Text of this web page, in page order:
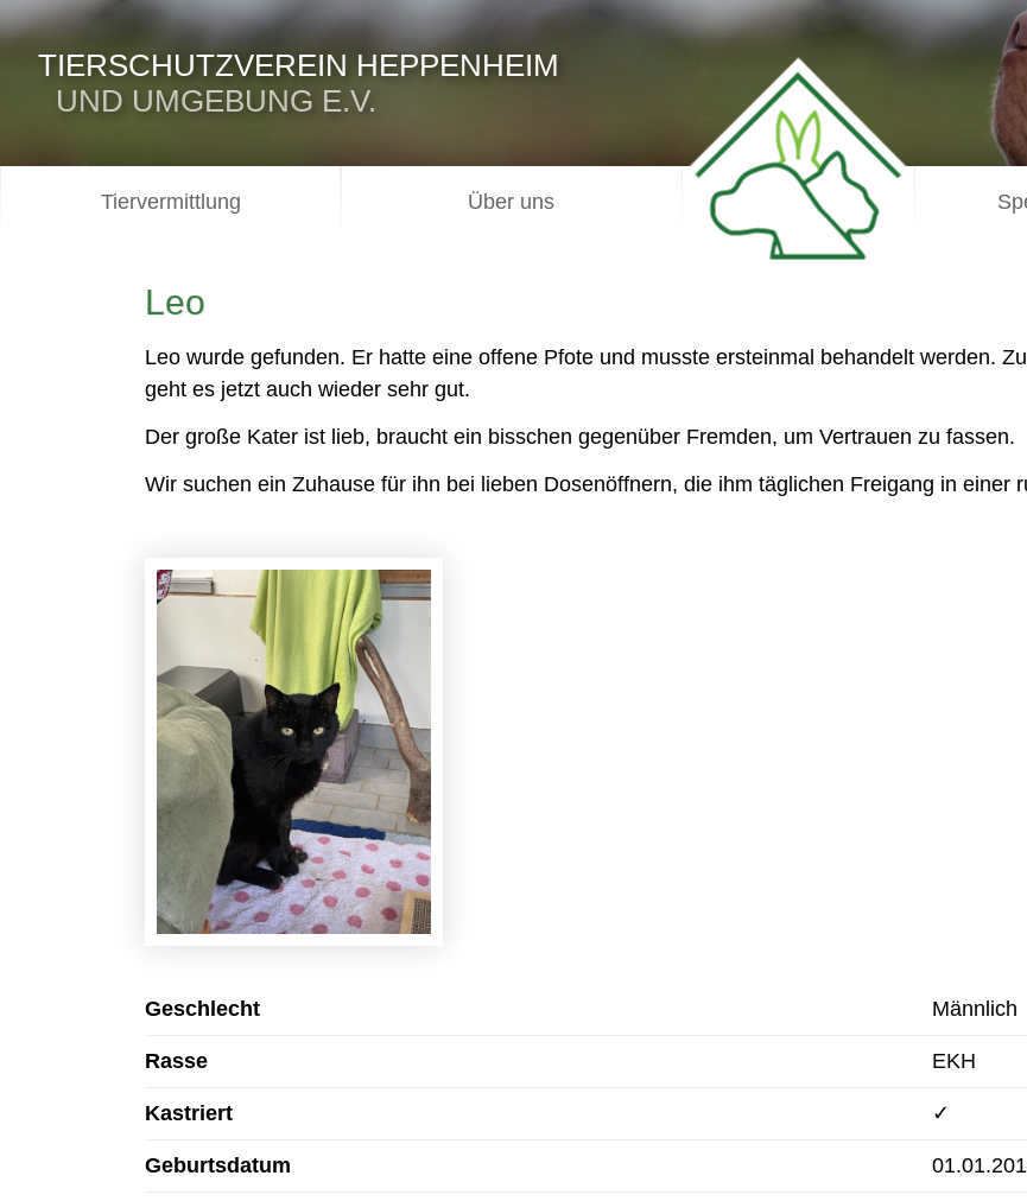
TIERSCHUTZVEREIN HEPPENHEIM
UND UMGEBUNG E.V.
Tiervermittlung Über uns
Leo
Leo wurde gefunden. Er hatte eine offene Pfote und musste ersteinmal behandelt werden.
geht es jetzt auch wieder sehr gut.
Der große Kater ist lieb, braucht ein bisschen gegenüber Fremden, um Vertrauen zu fassen.
Wir suchen ein Zuhause für ihn bei lieben Dosenöffnern, die ihm täglichen Freigang in einer
Geschlecht Männlich
Rasse EKH
Kastriert ✓
Geburtsdatum